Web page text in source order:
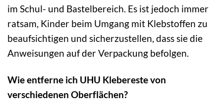
im Schul- und Bastelbereich. Es ist jedoch immer
ratsam, Kinder beim Umgang mit Klebstoffen zu
beaufsichtigen und sicherzustellen, dass sie die
Anweisungen auf der Verpackung befolgen.
Wie entferne ich UHU Klebereste von
verschiedenen Oberflächen?